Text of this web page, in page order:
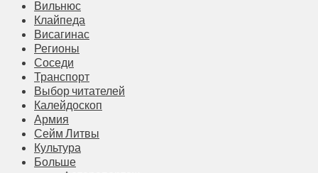
Вильнюс
Клайпеда
Висагинас
Регионы
Соседи
Транспорт
Выбор читателей
Калейдоскоп
Армия
Сейм Литвы
Культура
Больше